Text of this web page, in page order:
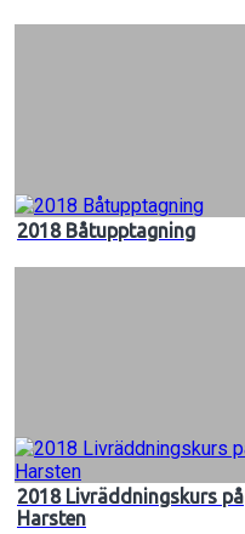
2018 Båtupptagning
2018 Livräddningskurs på
Harsten